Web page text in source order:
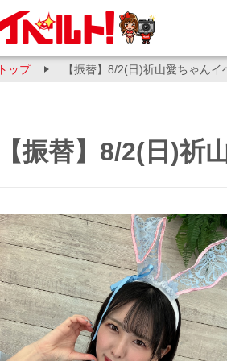
トップ 【振替】8/2(日)祈山愛ちゃんイ
【振替】8/2(日)祈